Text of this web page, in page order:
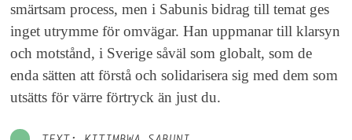
smärtsam process, men i Sabunis bidrag till temat ges
inget utrymme för omvägar. Han uppmanar till klarsyn
och motstånd, i Sverige såväl som globalt, som de
enda sätten att förstå och solidarisera sig med dem som
utsätts för värre förtryck än just du.